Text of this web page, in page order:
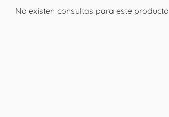
No existen consultas para este producto